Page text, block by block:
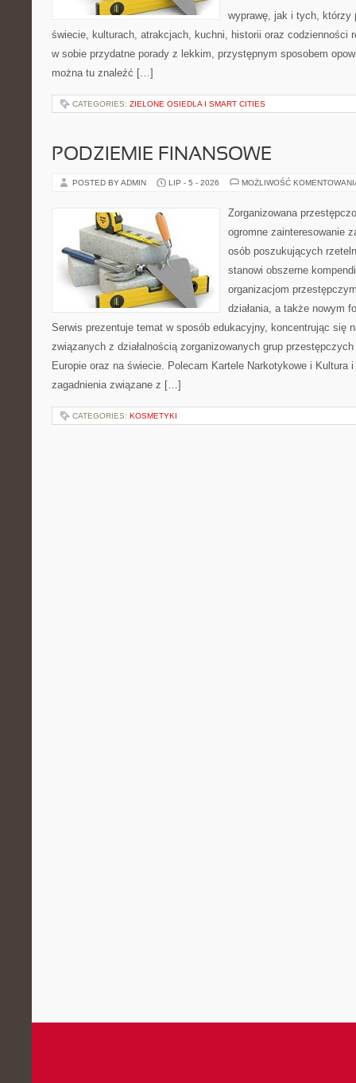
wyprawę, jak i tych, którzy
świecie, kulturach, atrakcjach, kuchni, historii oraz codzienności
w sobie przydatne porady z lekkim, przystępnym sposobem
można tu znaleźć […]
CATEGORIES: ZIELONE OSIEDLA I SMART CITIES
PODZIEMIE FINANSOWE
POSTED BY ADMIN LIP - 5 - 2026 MOŻLIWOŚĆ
Zorganizowana
ogromne zainteresowanie
osób poszukujących
stanowi obszerne
organizacjom
działania, a także nowym
Serwis prezentuje temat w sposób edukacyjny, koncentrując się
związanych z działalnością zorganizowanych grup
Europie oraz na świecie. Polecam Kartele Narkotykowe i Kultura
zagadnienia związane z […]
CATEGORIES: KOSMETYKI